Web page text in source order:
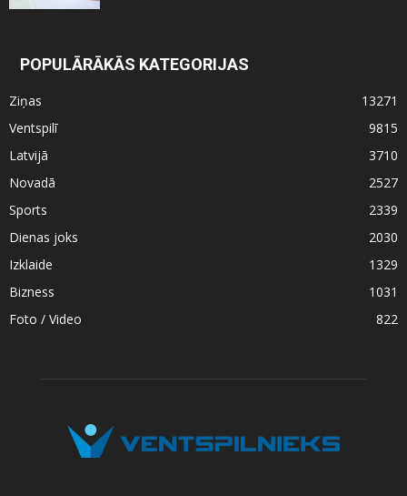
POPULĀRĀKĀS KATEGORIJAS
Ziņas
13271
Ventspilī
9815
Latvijā
3710
Novadā
2527
Sports
2339
Dienas joks
2030
Izklaide
1329
Bizness
1031
Foto / Video
822